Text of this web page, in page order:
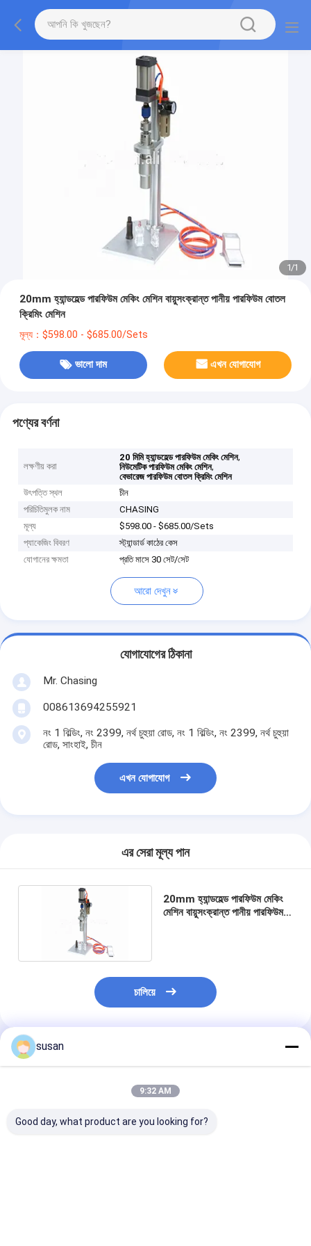
1/1
20mm হ্যান্ডহেল্ড পারফিউম মেকিং মেশিন বায়ুসংক্রান্ত পানীয় পারফিউম বোতল
ক্রিমিং মেশিন
মূল্য：$598.00 - $685.00/Sets
ভালো দাম এখন যোগাযোগ
পণ্যের বর্ণনা
লক্ষণীয় করা
20 মিমি হ্যান্ডহেল্ড পারফিউম মেকিং মেশিন,
নিউমেটিক পারফিউম মেকিং মেশিন,
বেভারেজ পারফিউম বোতল ক্রিমিং মেশিন
উৎপত্তি স্থল
চীন
পরিচিতিমুলক নাম
CHASING
মূল্য
$598.00 - $685.00/Sets
প্যাকেজিং বিবরণ
স্ট্যান্ডার্ড কাঠের কেস
যোগানের ক্ষমতা
প্রতি মাসে 30 সেট/সেট
আরো দেখুন
যোগাযোগের ঠিকানা
Mr. Chasing
008613694255921
নং 1 বিল্ডিং, নং 2399, নর্থ চুহুয়া রোড, নং 1 বিল্ডিং, নং 2399, নর্থ চুহুয়া
রোড, সাংহাই, চীন
এখন যোগাযোগ
এর সেরা মূল্য পান
20mm হ্যান্ডহেল্ড পারফিউম মেকিং
মেশিন বায়ুসংক্রান্ত পানীয় পারফিউম
চালিয়ে
প্রস্তাবিত পণ্য
susan
9:32 AM
Good day, what product are you looking for?